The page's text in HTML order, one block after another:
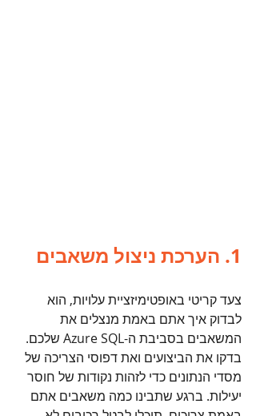
1. הערכת ניצול משאבים
צעד קריטי באופטימיזציית עלויות, הוא
לבדוק איך אתם באמת מנצלים את
המשאבים בסביבת ה-Azure SQL שלכם.
בדקו את הביצועים ואת דפוסי הצריכה של
מסדי הנתונים כדי לזהות נקודות של חוסר
יעילות. ברגע שתבינו כמה משאבים אתם